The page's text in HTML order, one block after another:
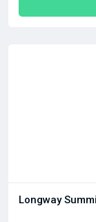
Longway